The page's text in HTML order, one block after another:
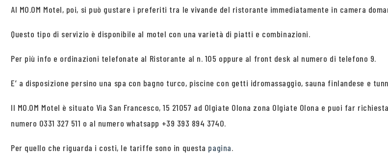
Al MO.OM Motel, poi, si può gustare i preferiti tra le vivande del ristorante immediatamente in camera
Questo tipo di servizio è disponibile al motel con una varietà di piatti e combinazioni.
Per più info e ordinazioni telefonate al Ristorante al n. 105 oppure al front desk al numero di telefono 9.
E’ a disposizione persino una spa con bagno turco, piscine con getti idromassaggio, sauna finlandese e
Il MO.OM Motel è situato Via San Francesco, 15 21057 ad Olgiate Olona zona Olgiate Olona e puoi far
numero 0331 327 511 o al numero whatsapp +39 393 894 3740.
Per quello che riguarda i costi, le tariffe sono in questa pagina.